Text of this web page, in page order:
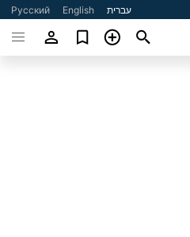
עברית English
Русский